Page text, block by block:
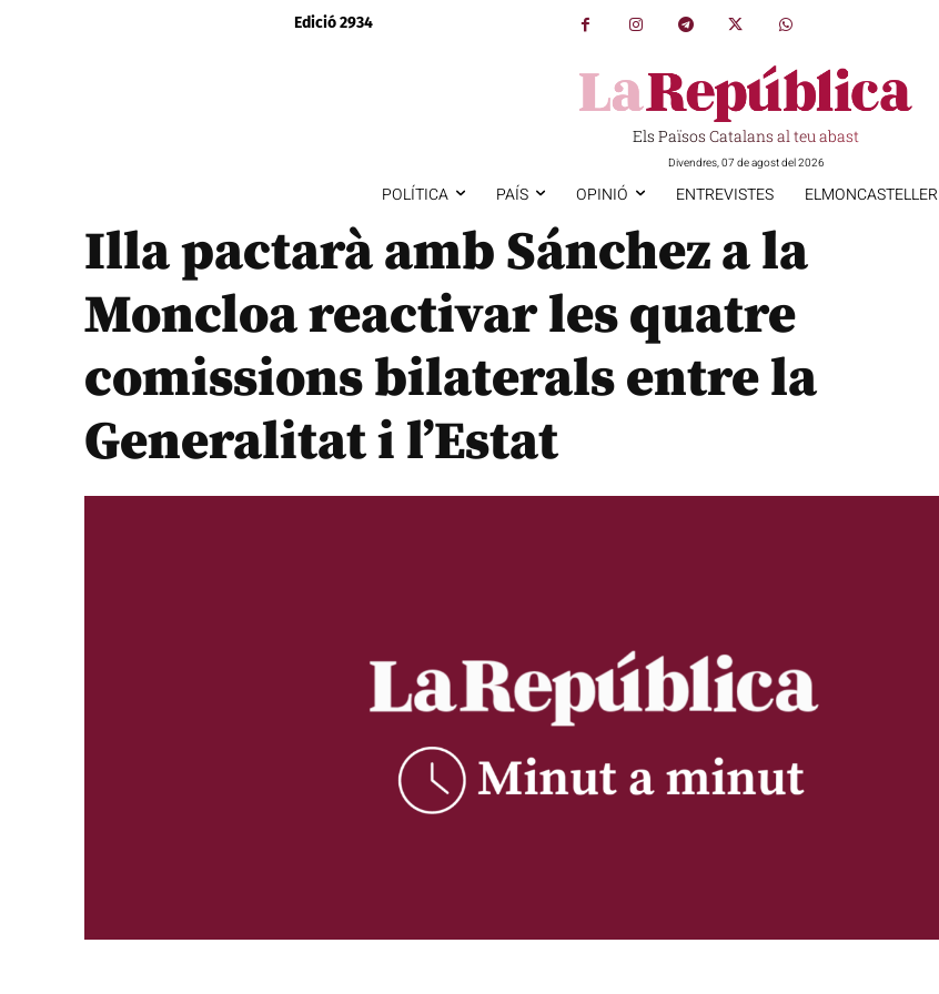
Edició 2934
Els Països Catalans al teu abast
Divendres, 07 de agost del 2026
POLÍTICA PAÍS OPINIÓ ENTREVISTES ELMONCASTELLER
Illa pactarà amb Sánchez a la
Moncloa reactivar les quatre
comissions bilaterals entre la
Generalitat i l’Estat